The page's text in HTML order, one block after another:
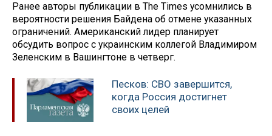
Ранее авторы публикации в The Times усомнились в
вероятности решения Байдена об отмене указанных
ограничений. Американский лидер планирует
обсудить вопрос с украинским коллегой Владимиром
Зеленским в Вашингтоне в четверг.
Песков: СВО завершится,
когда Россия достигнет
своих целей